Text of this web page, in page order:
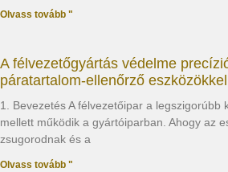
Olvass tovább "
A félvezetőgyártás védelme
páratartalom-ellenőrző eszközökkel
1. Bevezetés A félvezetőipar a legszigorúbb
mellett működik a gyártóiparban. Ahogy az
zsugorodnak és a
Olvass tovább "